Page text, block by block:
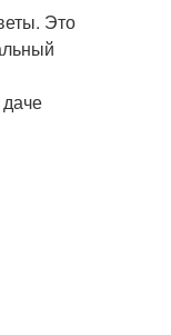
Это